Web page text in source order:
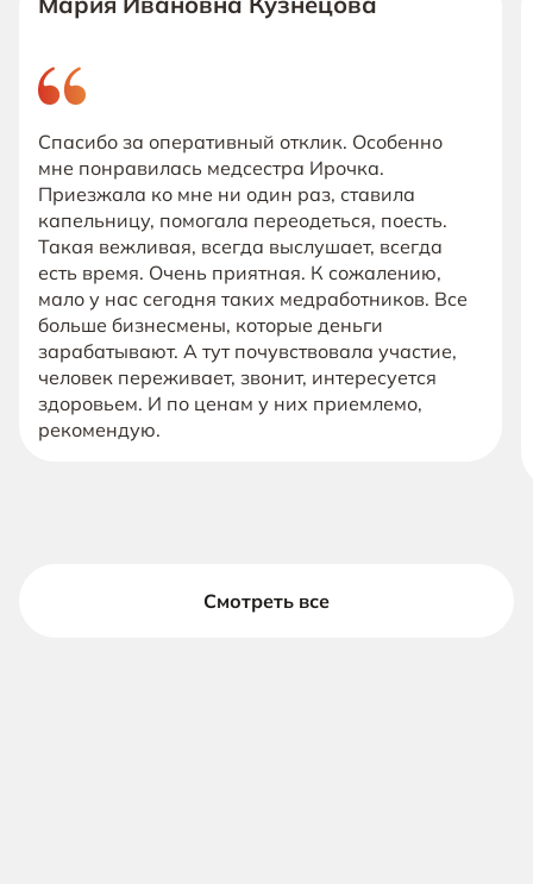
Спасибо за оперативный отклик. Особенно
мне понравилась медсестра Ирочка.
Приезжала ко мне ни один раз, ставила
капельницу, помогала переодеться, поесть.
Такая вежливая, всегда выслушает, всегда
есть время. Очень приятная. К сожалению,
мало у нас сегодня таких медработников. Все
больше бизнесмены, которые деньги
зарабатывают. А тут почувствовала участие,
человек переживает, звонит, интересуется
здоровьем. И по ценам у них приемлемо,
рекомендую.
Смотреть все